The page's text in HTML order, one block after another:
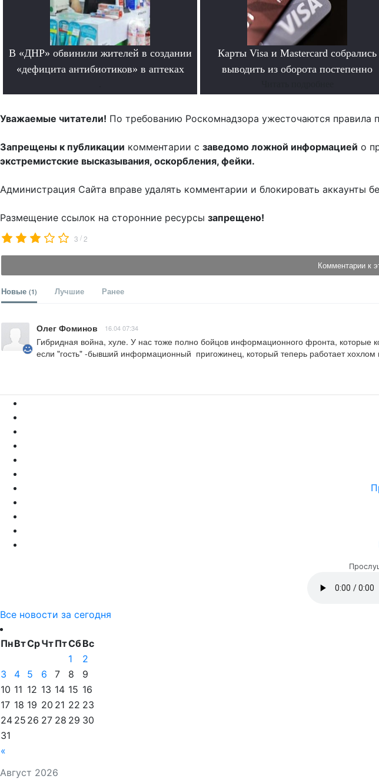
В «ДНР» обвинили жителей в создании
«дефицита антибиотиков» в аптеках
Карты Visa и Mastercard собрались
выводить из оборота постепенно
Уважаемые читатели! По требованию Роскомнадзора ужесточаются правила
Запрещены к публикации комментарии с заведомо ложной информацией о
экстремистские высказывания, оскорбления, фейки.
Администрация Сайта вправе удалять комментарии и блокировать аккаунты
Размещение ссылок на сторонние ресурсы запрещено!
3 /2
Комментарии к
Новые (1) Лучшие Ранее
Олег Фоминов 16.04 07:34
Гибридная война, хуле. У нас тоже полно бойцов информационного фронта, которые
если "гость" -бывший информационный  пригожинец, который теперь работает хохлом
Все новости за сегодня
Август 2026
ПнВтСрЧтПтСбВс
«
1
2
3
4 5 6 7 8
9
10 11 12 13 14 15 16
17 18 19 20 21 22 23
24 25 26 27 28 29 30
31